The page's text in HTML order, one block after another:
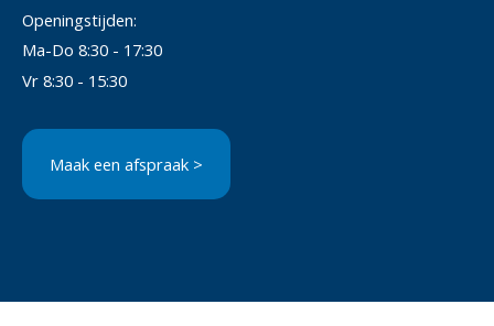
Openingstijden:
Ma-Do 8:30 - 17:30
Vr 8:30 - 15:30
Maak een afspraak >